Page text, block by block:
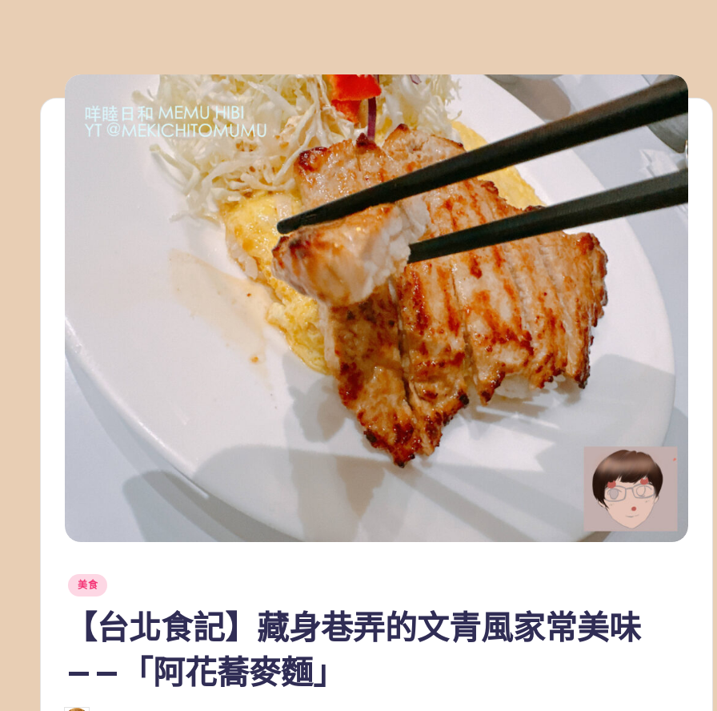
Posted
美食
【台北食記】藏身巷弄的文青風家常美味
——「阿花蕎麥麵」